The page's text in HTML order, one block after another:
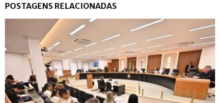
POSTAGENS RELACIONADAS